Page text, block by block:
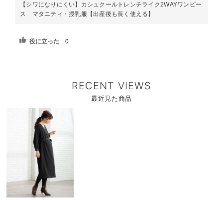
【シワになりにくい】カシュクールトレンチライク2WAYワンピー
ス マタニティ・授乳服【出産後も長く使える】
役に立った 0
RECENT VIEWS
最近見た商品